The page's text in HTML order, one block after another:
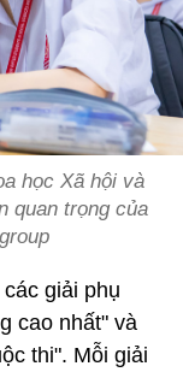
học Xã hội và
quan trọng của
giải phụ
cao nhất" và
thi". Mỗi giải